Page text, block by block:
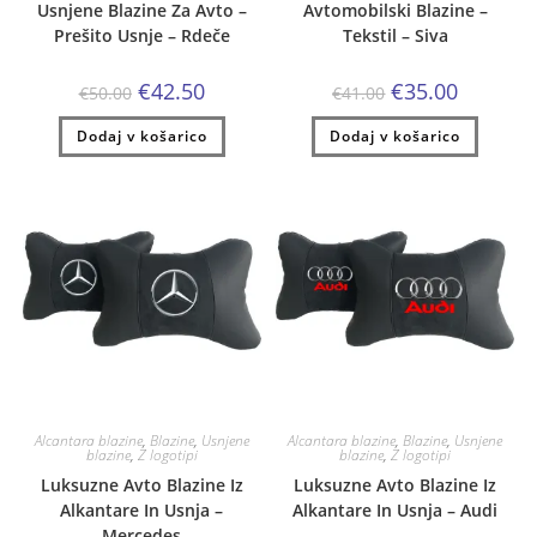
Usnjene Blazine Za Avto –
Prešito Usnje – Rdeče
€50.00 Izvirna
cena
je
bila:
€50.00.
€42.50Trenutna
cena
je:
€42.50.
Dodaj v košarico
Avtomobilski Blazine –
Tekstil – Siva
€41.00 Izvirna
cena
je
bila:
€41.00.
€35.00Trenutna
je:
€35.00.
Dodaj v košarico
Alcantara blazine, Blazine, Usnjene
blazine, Z logotipi
Luksuzne Avto Blazine Iz
Alkantare In Usnja –
Alcantara blazine,Blazine, Usnjene
blazine,Z logotipi
Luksuzne Avto Blazine Iz
Alkantare In Usnja – Audi